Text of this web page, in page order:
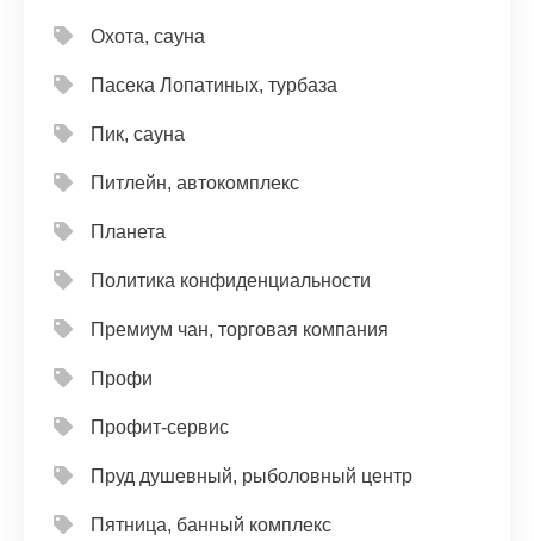
Охота, сауна
Пасека Лопатиных, турбаза
Пик, сауна
Питлейн, автокомплекс
Планета
Политика конфиденциальности
Премиум чан, торговая компания
Профи
Профит-сервис
Пруд душевный, рыболовный центр
Пятница, банный комплекс